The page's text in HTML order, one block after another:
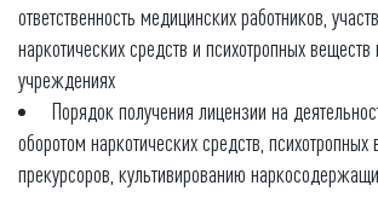
ответственность медицинских работников,
наркотических средств и психотропных
учреждениях
Порядок получения лицензии на
оборотом наркотических средств, психотропных
прекурсоров, культивированию